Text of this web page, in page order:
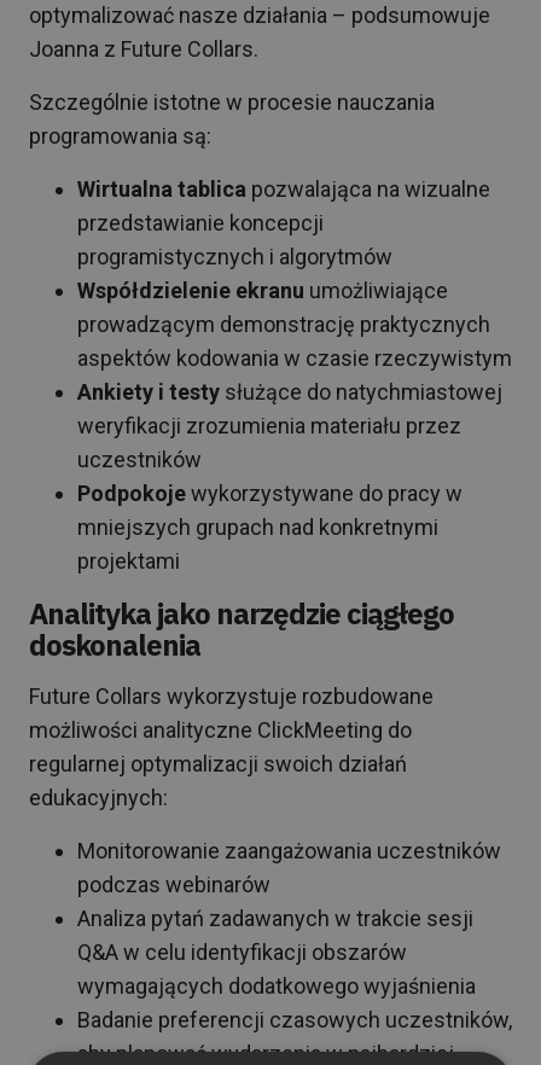
optymalizować nasze działania – podsumowuje
Joanna z Future Collars.
Szczególnie istotne w procesie nauczania
programowania są:
Wirtualna tablica pozwalająca na wizualne
przedstawianie koncepcji
programistycznych i algorytmów
Współdzielenie ekranu umożliwiające
prowadzącym demonstrację praktycznych
aspektów kodowania w czasie rzeczywistym
Ankiety i testy służące do natychmiastowej
weryfikacji zrozumienia materiału przez
uczestników
Podpokojewykorzystywane do pracy w
mniejszych grupach nad konkretnymi
projektami
Analityka jako narzędzie ciągłego
doskonalenia
Future Collars wykorzystuje rozbudowane
możliwości analityczne ClickMeeting do
regularnej optymalizacji swoich działań
edukacyjnych:
Monitorowanie zaangażowania uczestników
podczas webinarów
Analiza pytań zadawanych w trakcie sesji
Q&A w celu identyfikacji obszarów
wymagających dodatkowego wyjaśnienia
Badanie preferencji czasowych uczestników,
aby planować wydarzenia w najbardziej